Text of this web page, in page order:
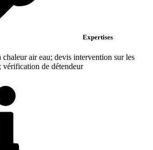
Expertises
chaleur air eau; devis intervention sur les
vérification de détendeur